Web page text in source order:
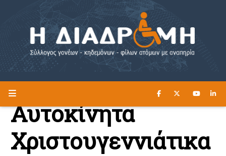
Η ΔΙΑΔΡΟΜΗ ΔΙΑΒΑΣΤΕ ΕΔΩ ►
Αυτοκίνητα
Χριστουγεννιάτικα